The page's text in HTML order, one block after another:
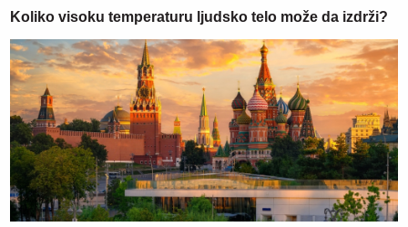
Koliko visoku temperaturu ljudsko telo može da izdrži?